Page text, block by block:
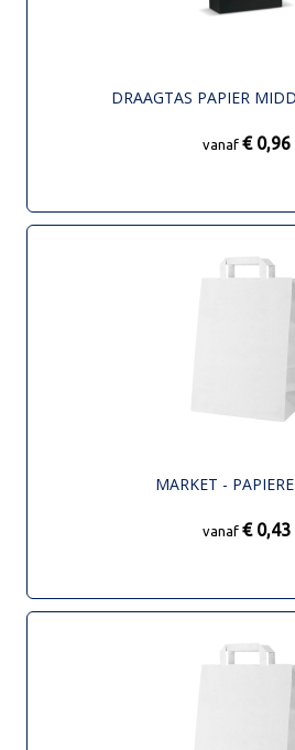
DRAAGTAS PAPIER
vanaf € 0,96
MARKET -
vanaf € 0,43